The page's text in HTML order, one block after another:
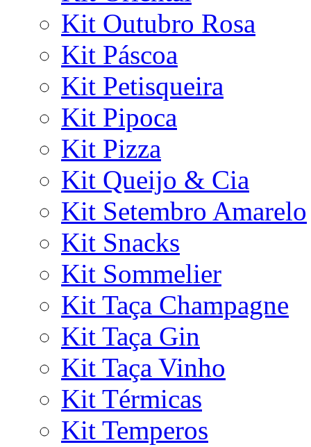
Kit Outubro Rosa
Kit Páscoa
Kit Petisqueira
Kit Pipoca
Kit Pizza
Kit Queijo & Cia
Kit Setembro Amarelo
Kit Snacks
Kit Sommelier
Kit Taça Champagne
Kit Taça Gin
Kit Taça Vinho
Kit Térmicas
Kit Temperos